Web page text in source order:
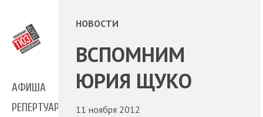
АФИША
РЕПЕРТУАР
НОВОСТИ
ВСПОМНИМ
ЮРИЯ ЩУКО
11 ноября 2012